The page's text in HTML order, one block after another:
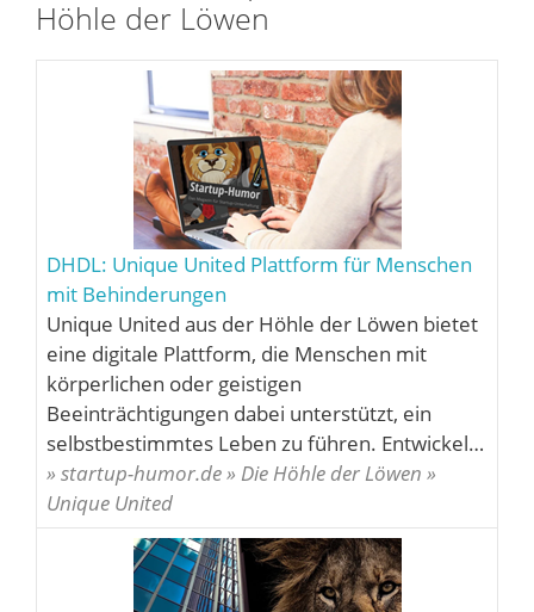
Höhle der Löwen
DHDL: Unique United Plattform für Menschen
mit Behinderungen
Unique United aus der Höhle der Löwen bietet
eine digitale Plattform, die Menschen mit
körperlichen oder geistigen
Beeinträchtigungen dabei unterstützt, ein
selbstbestimmtes Leben zu führen. Entwickel…
» startup-humor.de » Die Höhle der Löwen »
Unique United